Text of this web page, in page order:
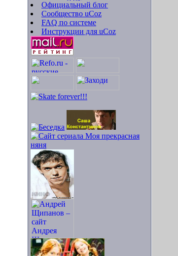
Официальный блог
Сообщество uCoz
FAQ по системе
Инструкции для uCoz